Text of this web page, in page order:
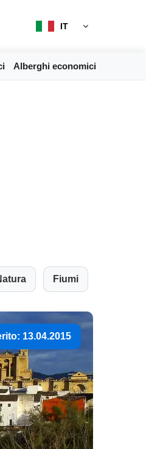
IT
Alberghi economici
Fiumi
13.04.2015